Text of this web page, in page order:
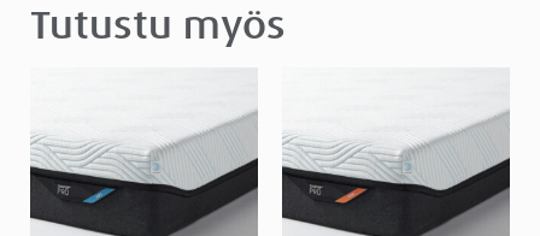
Tutustu myös